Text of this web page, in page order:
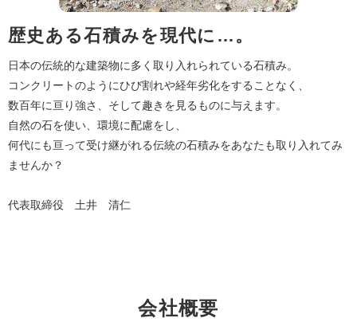
歴史ある石積みを現代に…。
日本の伝統的な建築物に多く取り入れられている石積み。
コンクリートのようにひび割れや経年劣化をすることなく、
数百年に亘り強さ、そして趣きを見るものに与えます。
自然の石を使い、環境に配慮をし、
何代にも亘って受け継がれる伝統の石積みをあなたも取り入れてみ
ませんか？
代表取締役 土井 清仁
会社概要